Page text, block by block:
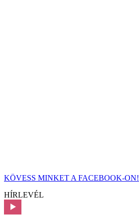
KÖVESS MINKET A FACEBOOK-ON!
HÍRLEVÉL